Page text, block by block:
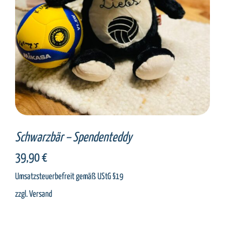
Schwarzbär – Spendenteddy
39,90€
Umsatzsteuerbefreit gemäß UStG §19
zzgl.Versand